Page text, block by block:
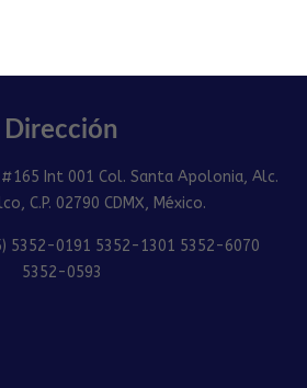
Dirección
Int 001 Col. Santa Apolonia, Alc.
C.P. 02790 CDMX, México.
5352-0191 5352-1301 5352-6070
5352-0593